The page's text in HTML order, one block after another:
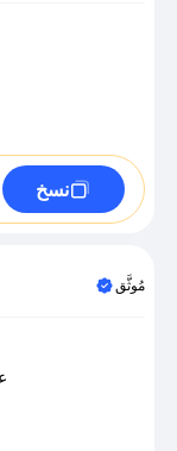
نسخ
مُوثَّق